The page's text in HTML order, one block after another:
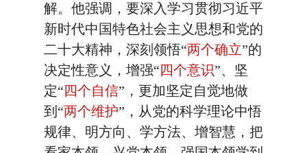
解。他强调，要深入学习贯彻习近平
新时代中国特色社会主义思想和党的
二十大精神，深刻领悟“两个确立”的
决定性意义，增强“四个意识”、坚
定“四个自信”，更加坚定自觉地做
到“两个维护”，从党的科学理论中悟
规律、明方向、学方法、增智慧，把